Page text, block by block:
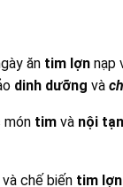
ăntim lợnnạp
dinh dưỡng và
món timvà nội
chế biến tim